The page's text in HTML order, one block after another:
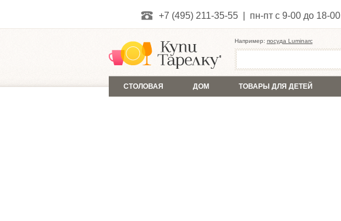
+7 (495) 211-35-55 | пн-пт с 9-00 до 18-00
Например: посуда Luminarc
СТОЛОВАЯ ДОМ ТОВАРЫ ДЛЯ ДЕТЕЙ